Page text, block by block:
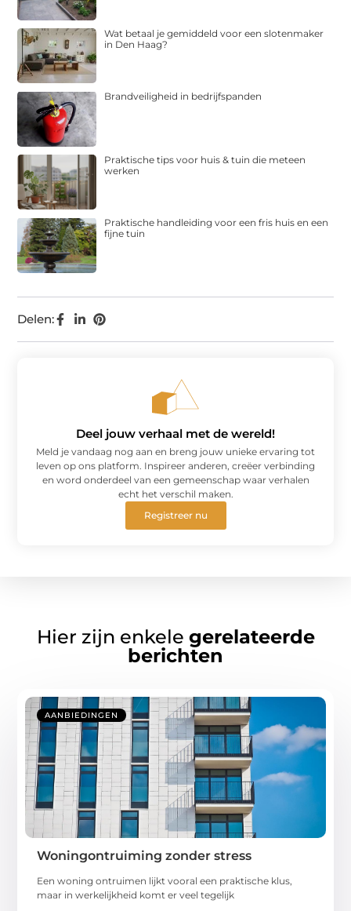
Delen:
Wat betaal je gemiddeld voor een slotenmaker
in Den Haag?
Brandveiligheid in bedrijfspanden
Praktische tips voor huis & tuin die meteen
werken
Praktische handleiding voor een fris huis en een
fijne tuin
Deel jouw verhaal met de wereld!
Meld je vandaag nog aan en breng jouw unieke ervaring tot
leven op ons platform. Inspireer anderen, creëer verbinding
en word onderdeel van een gemeenschap waar verhalen
echt het verschil maken.
Registreer nu
Hier zijn enkele gerelateerde
berichten
AANBIEDINGEN
Woningontruiming zonder stress
Een woning ontruimen lijkt vooral een praktische klus,
maar in werkelijkheid komt er veel tegelijk